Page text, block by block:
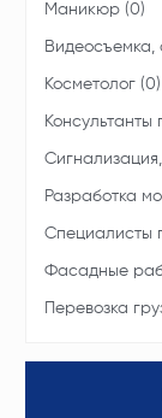
Маникюр (0)
Видеосъемка,
Косметолог (0)
Разработка
Специалисты
Фасадные
Перевозка